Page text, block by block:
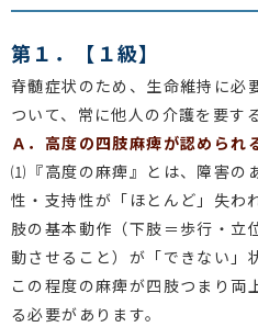
第１．【１級】
脊髄症状のため、生命維持に必
ついて、常に他人の介護を要す
Ａ．高度の四肢麻痺が認められ
⑴『高度の麻痺』とは、障害の
性・支持性が「ほとんど」失わ
肢の基本動作（下肢＝歩行・立
動させること）が「できない」
この程度の麻痺が四肢つまり両
る必要があります。